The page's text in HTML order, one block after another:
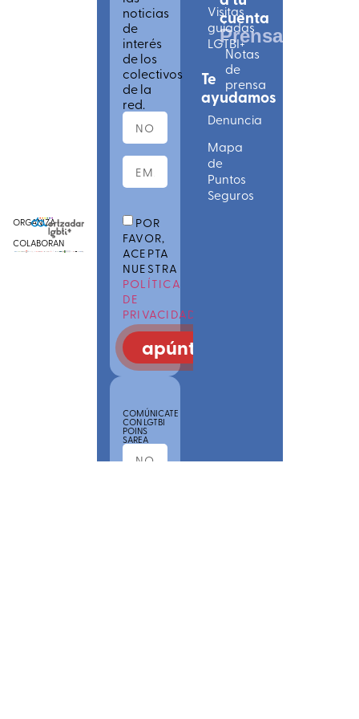
ORGANIZA
COLABORAN
noticias
de
interés
de los
colectivos
de la
red.
POR
FAVOR,
ACEPTA
NUESTRA
POLÍTICA
DE
PRIVACIDAD
apúntate
COMÚNICATE
CON LGTBI
POINS
SAREA
Visitas
guiadas
LGTBI+
Te
ayudamos
Denuncia
Mapa
de
Puntos
Seguros
cuenta
Prensa
Notas
de
prensa